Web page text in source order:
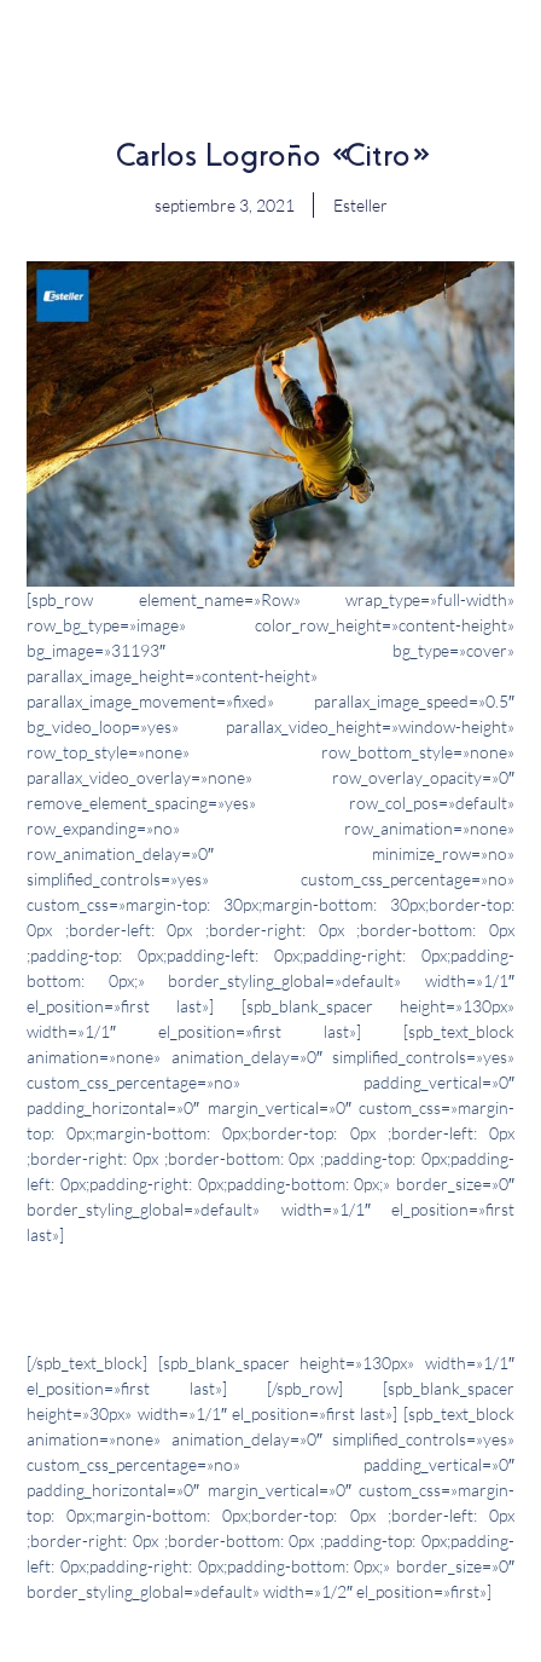
Carlos Logroño «Citro»
septiembre 3, 2021 Esteller
[spb_row element_name=»Row» wrap_type=»full-width»
row_bg_type=»image» color_row_height=»content-height»
bg_image=»31193″ bg_type=»cover»
parallax_image_height=»content-height»
parallax_image_movement=»fixed» parallax_image_speed=»0.5″
bg_video_loop=»yes» parallax_video_height=»window-height»
row_top_style=»none» row_bottom_style=»none»
parallax_video_overlay=»none» row_overlay_opacity=»0″
remove_element_spacing=»yes» row_col_pos=»default»
row_expanding=»no» row_animation=»none»
row_animation_delay=»0″ minimize_row=»no»
simplified_controls=»yes» custom_css_percentage=»no»
custom_css=»margin-top: 30px;margin-bottom: 30px;border-top:
0px ;border-left: 0px ;border-right: 0px ;border-bottom: 0px
;padding-top: 0px;padding-left: 0px;padding-right: 0px;padding-
bottom: 0px;» border_styling_global=»default» width=»1/1″
el_position=»first last»] [spb_blank_spacer height=»130px»
width=»1/1″ el_position=»first last»] [spb_text_block
animation=»none» animation_delay=»0″ simplified_controls=»yes»
custom_css_percentage=»no» padding_vertical=»0″
padding_horizontal=»0″ margin_vertical=»0″ custom_css=»margin-
top: 0px;margin-bottom: 0px;border-top: 0px ;border-left: 0px
;border-right: 0px ;border-bottom: 0px ;padding-top: 0px;padding-
left: 0px;padding-right: 0px;padding-bottom: 0px;» border_size=»0″
border_styling_global=»default» width=»1/1″ el_position=»first
last»]
[/spb_text_block] [spb_blank_spacer height=»130px» width=»1/1″
el_position=»first last»] [/spb_row] [spb_blank_spacer
height=»30px» width=»1/1″ el_position=»first last»] [spb_text_block
animation=»none» animation_delay=»0″ simplified_controls=»yes»
custom_css_percentage=»no» padding_vertical=»0″
padding_horizontal=»0″ margin_vertical=»0″ custom_css=»margin-
top: 0px;margin-bottom: 0px;border-top: 0px ;border-left: 0px
;border-right: 0px ;border-bottom: 0px ;padding-top: 0px;padding-
left: 0px;padding-right: 0px;padding-bottom: 0px;» border_size=»0″
border_styling_global=»default» width=»1/2″ el_position=»first»]